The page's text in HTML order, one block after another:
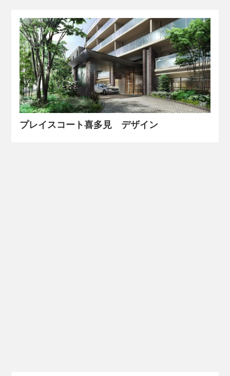
プレイスコート喜多見 デザイン